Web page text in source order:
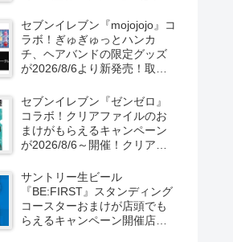
セブンイレブン『mojojojo』コ
ラボ！ぎゅぎゅっとハンカ
チ、ヘアバンドの限定グッズ
が2026/8/6より新発売！取扱
セブンイレブン『ゼンゼロ』
コラボ！クリアファイルのお
まけがもらえるキャンペーン
が2026/8/6～開催！クリアカ
売！
サントリー生ビール
『BE:FIRST』スタンディング
コースターおまけが店頭でも
らえるキャンペーン開催店は